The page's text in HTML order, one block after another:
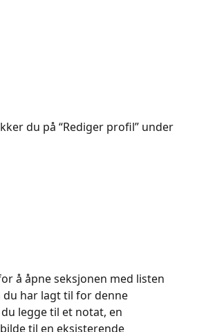
du på “Rediger profil” under
å åpne seksjonen med listen
du har lagt til for denne
legge til et notat, en
til en eksisterende